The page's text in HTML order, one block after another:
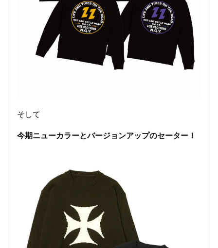
そして
今期ニューカラーとバージョンアップのセーター！